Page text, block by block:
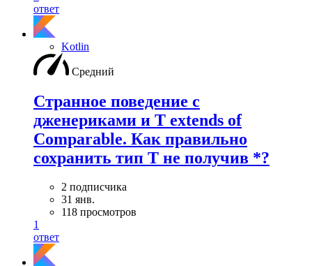
ответ
Kotlin
Средний
Странное поведение с
дженериками и T extends of
Comparable. Как правильно
сохранить тип T не получив *?
2 подписчика
31 янв.
118 просмотров
1
ответ